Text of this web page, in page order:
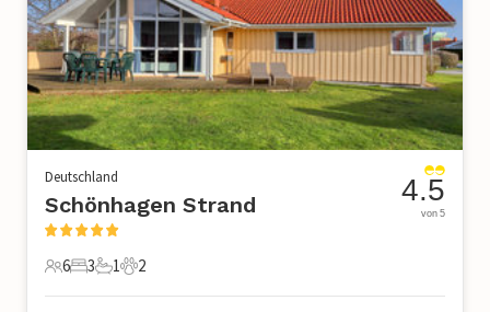
Deutschland
Schönhagen Strand
6 Gäste
6
3 Schlafzimmer
3
1 Badezimmer
1
2 Haustiere
2
4.5
von 5